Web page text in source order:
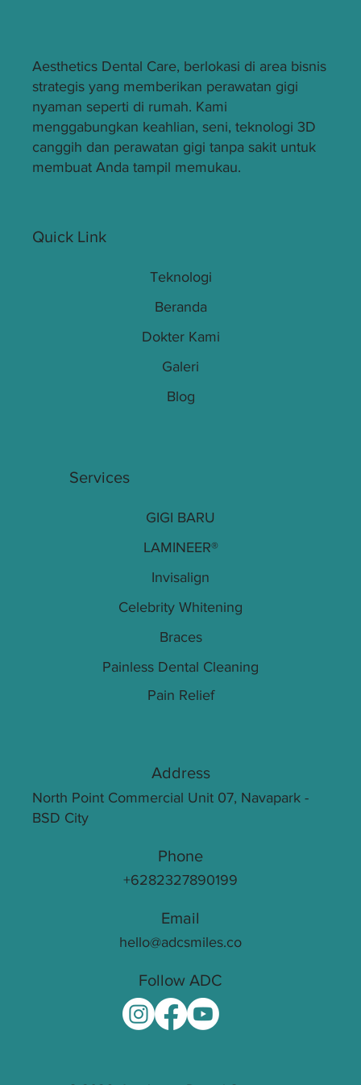
North Point Commercial Unit 07, Navapark -
BSD City
Address
+6282327890199
Phone
hello@adcsmiles.co
Email
Follow ADC
Quick Link
Teknologi
Beranda
Dokter Kami
Galeri
Blog
Services
Invisalign
LAMINEER®
GIGI BARU
Celebrity Whitening
Braces
Painless Dental Cleaning
Pain Relief
Aesthetics Dental Care, berlokasi di area bisnis
strategis yang memberikan perawatan gigi
nyaman seperti di rumah. Kami
menggabungkan keahlian, seni, teknologi 3D
canggih dan perawatan gigi tanpa sakit untuk
membuat Anda tampil memukau.